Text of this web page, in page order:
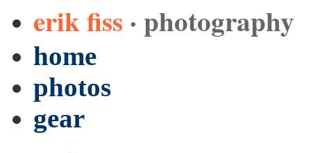
erik fiss · photography
home
photos
gear